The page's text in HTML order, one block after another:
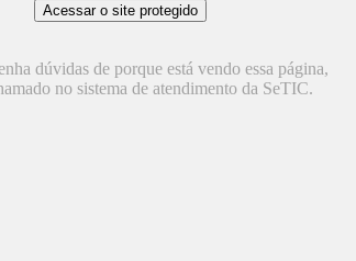
dúvidas de porque está vendo essa página,
no sistema de atendimento da SeTIC.